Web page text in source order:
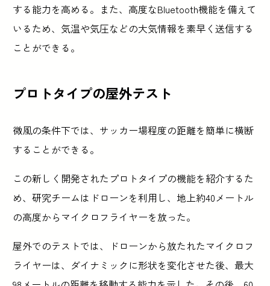
する能力を高める。また、高度なBluetooth機能を備えて
いるため、気温や気圧などの大気情報を素早く送信する
ことができる。
プロトタイプの屋外テスト
微風の条件下では、サッカー場程度の距離を簡単に横断
することができる。
この新しく開発されたプロトタイプの機能を紹介するた
め、研究チームはドローンを利用し、地上約40メートル
の高度からマイクロフライヤーを放った。
屋外でのテストでは、ドローンから放たれたマイクロフ
ライヤーは、ダイナミックに形状を変化させた後、最大